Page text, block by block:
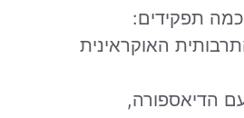
תפקידים:
האוקראינית
הדיאספורה,